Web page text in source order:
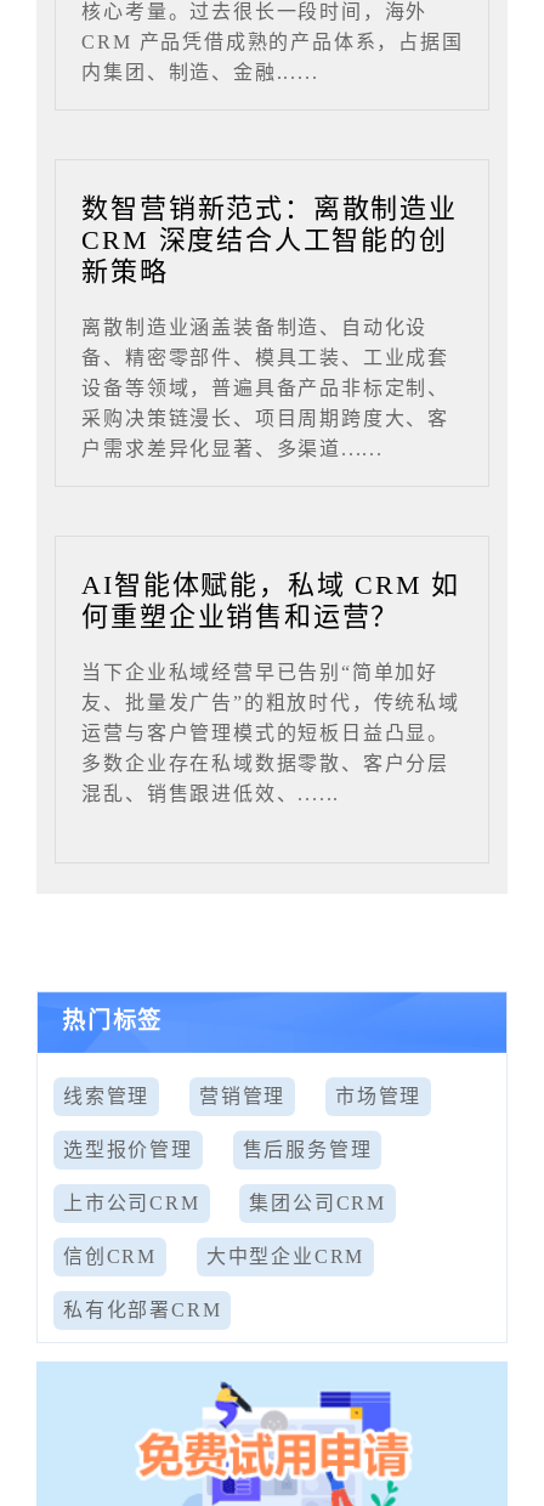
核心考量。过去很长一段时间，海外
CRM 产品凭借成熟的产品体系，占据国
内集团、制造、金融......
数智营销新范式：离散制造业
CRM 深度结合人工智能的创
新策略
离散制造业涵盖装备制造、自动化设
备、精密零部件、模具工装、工业成套
设备等领域，普遍具备产品非标定制、
采购决策链漫长、项目周期跨度大、客
户需求差异化显著、多渠道......
AI智能体赋能，私域 CRM 如
何重塑企业销售和运营？
当下企业私域经营早已告别“简单加好
友、批量发广告”的粗放时代，传统私域
运营与客户管理模式的短板日益凸显。
多数企业存在私域数据零散、客户分层
混乱、销售跟进低效、......
热门标签
线索管理 营销管理 市场管理
选型报价管理 售后服务管理
上市公司CRM 集团公司CRM
信创CRM 大中型企业CRM
私有化部署CRM